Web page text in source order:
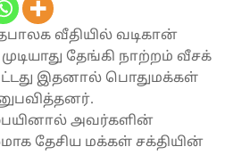
வீதியில் வடிகான்
தேங்கி நாற்றம் வீசக்
இதனால் பொதுமக்கள்
அவர்களின்
தேசிய மக்கள் சக்தியின்